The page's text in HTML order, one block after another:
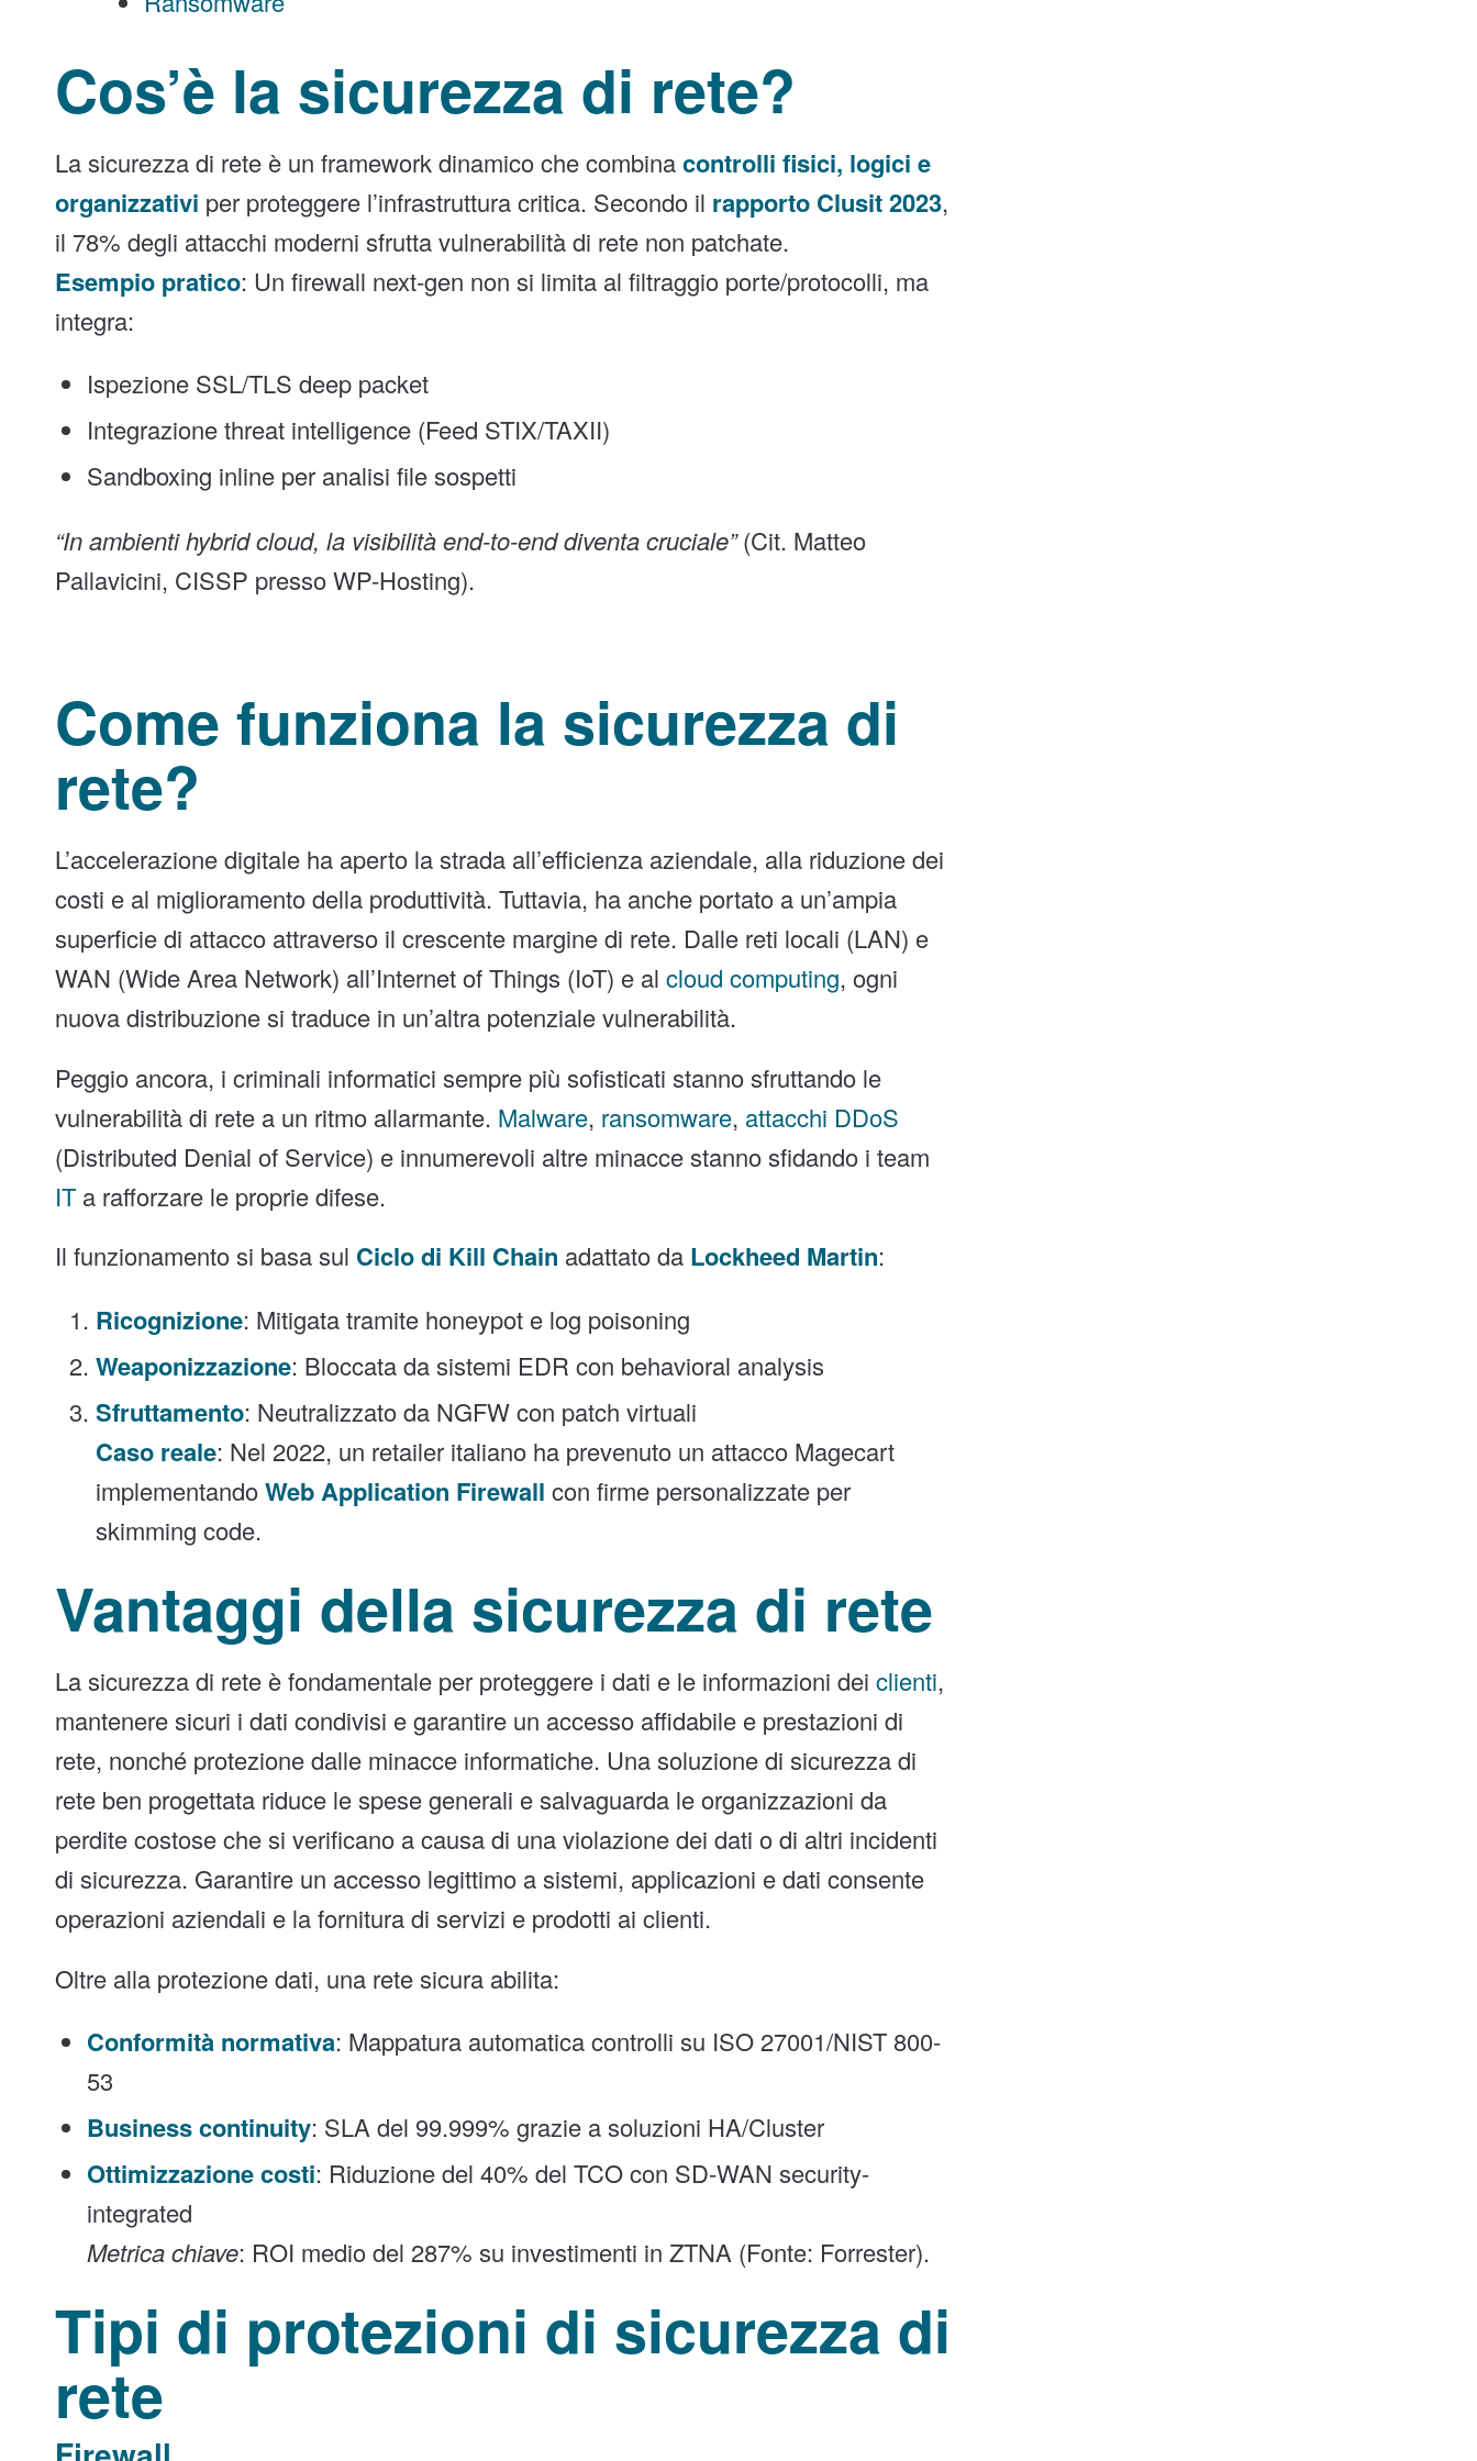
Cos’è la sicurezza di rete?
La sicurezza di rete è un framework dinamico che combinacontrolli fisici, logici e
organizzativi per proteggere l’infrastruttura critica. Secondo il rapporto Clusit 2023,
il 78% degli attacchi moderni sfrutta vulnerabilità di rete non patchate.
Esempio pratico: Un firewall next-gen non si limita al filtraggio porte/protocolli, ma
integra:
Ispezione SSL/TLS deep packet
Integrazione threat intelligence (Feed STIX/TAXII)
Sandboxing inline per analisi file sospetti
“In ambienti hybrid cloud, la visibilità end-to-end diventa cruciale”(Cit. Matteo
Pallavicini, CISSP presso WP-Hosting).
Come funziona la sicurezza di
rete?
L’accelerazione digitale ha aperto la strada all’efficienza aziendale, alla riduzione dei
costi e al miglioramento della produttività. Tuttavia, ha anche portato a un’ampia
superficie di attacco attraverso il crescente margine di rete. Dalle reti locali (LAN) e
WAN (Wide Area Network) all’Internet of Things (IoT) e al cloud computing, ogni
nuova distribuzione si traduce in un’altra potenziale vulnerabilità.
Peggio ancora, i criminali informatici sempre più sofisticati stanno sfruttando le
vulnerabilità di rete a un ritmo allarmante. Malware, ransomware, attacchi DDoS
(Distributed Denial of Service) e innumerevoli altre minacce stanno sfidando i team
IT a rafforzare le proprie difese.
Il funzionamento si basa sul Ciclo di Kill Chain adattato da Lockheed Martin:
Ricognizione: Mitigata tramite honeypot e log poisoning
Weaponizzazione: Bloccata da sistemi EDR con behavioral analysis
Sfruttamento: Neutralizzato da NGFW con patch virtuali
Caso reale: Nel 2022, un retailer italiano ha prevenuto un attacco Magecart
implementandoWeb Application Firewall con firme personalizzate per
skimming code.
Vantaggi della sicurezza di rete
La sicurezza di rete è fondamentale per proteggere i dati e le informazioni dei clienti,
mantenere sicuri i dati condivisi e garantire un accesso affidabile e prestazioni di
rete, nonché protezione dalle minacce informatiche. Una soluzione di sicurezza di
rete ben progettata riduce le spese generali e salvaguarda le organizzazioni da
perdite costose che si verificano a causa di una violazione dei dati o di altri incidenti
di sicurezza. Garantire un accesso legittimo a sistemi, applicazioni e dati consente
operazioni aziendali e la fornitura di servizi e prodotti ai clienti.
Oltre alla protezione dati, una rete sicura abilita:
Conformità normativa: Mappatura automatica controlli su ISO 27001/NIST 800-
53
Business continuity: SLA del 99.999% grazie a soluzioni HA/Cluster
Ottimizzazione costi: Riduzione del 40% del TCO con SD-WAN security-
integrated
Metrica chiave: ROI medio del 287% su investimenti in ZTNA (Fonte: Forrester).
Tipi di protezioni di sicurezza di
rete